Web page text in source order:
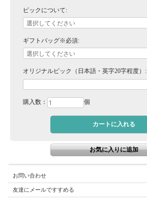
ピックについて:
ギフトバッグ※必須:
オリジナルピック（日本語・英字20字程度）:
購入数： 個
お問い合わせ
友達にメールですすめる